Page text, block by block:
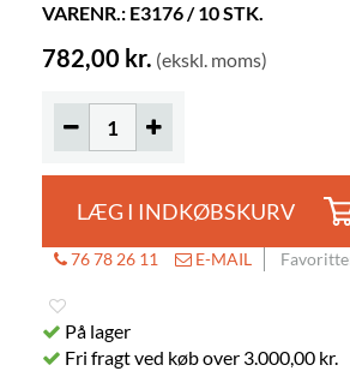
Hedda
VARENR.: E3176 / 10 STK.
782,00 kr. (ekskl. moms)
LÆG I INDKØBSKURV
76 78 26 11 E-MAIL
På lager
Fri fragt ved køb over 3.000,00 kr.